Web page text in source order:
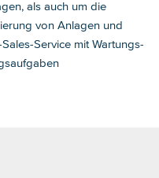
als auch um die
von Anlagen und
Service mit Wartungs-